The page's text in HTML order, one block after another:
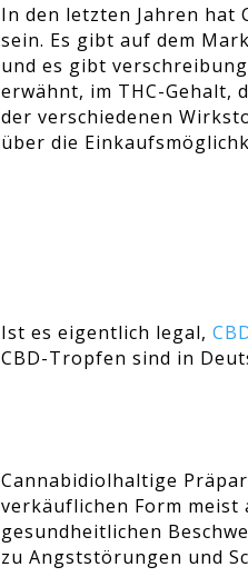
In den letzten Jahren hat
sein. Es gibt auf dem
und es gibt
erwähnt, im THC-Gehalt,
der verschiedenen
über die
Ist es eigentlich legal,
CBD-Tropfen sind in
Cannabidiolhaltige
verkäuflichen Form meist
gesundheitlichen
zu Angststörungen und